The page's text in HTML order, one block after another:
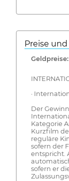
Preise
Geldpreise:
·
Der
Kategorie
Kurzfilm
reguläre
sofern der
entspricht.
sofern er